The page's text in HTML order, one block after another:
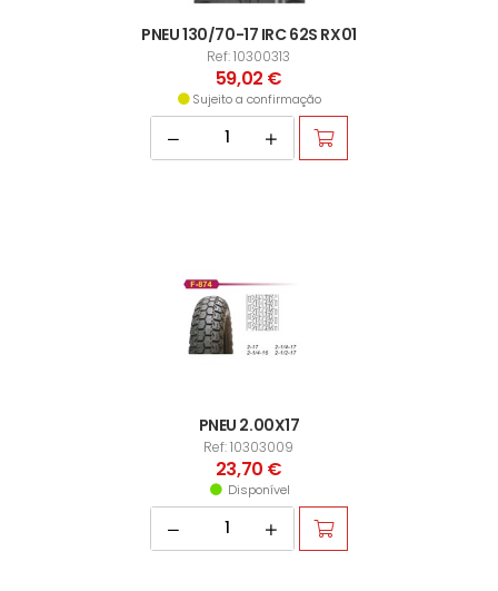
PNEU 130/70-17 IRC 62S RX01
Ref: 10300313
59,02 €
Sujeito a confirmação
PNEU 2.00X17
Ref: 10303009
23,70 €
Disponível